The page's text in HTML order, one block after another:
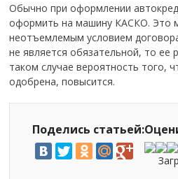
Обычно при оформлении
оформить на машину КАСКО. Это
неотъемлемым условием
не является обязательной, то ее
таком случае вероятность того,
одобрена, повысится.
Поделись статьей: